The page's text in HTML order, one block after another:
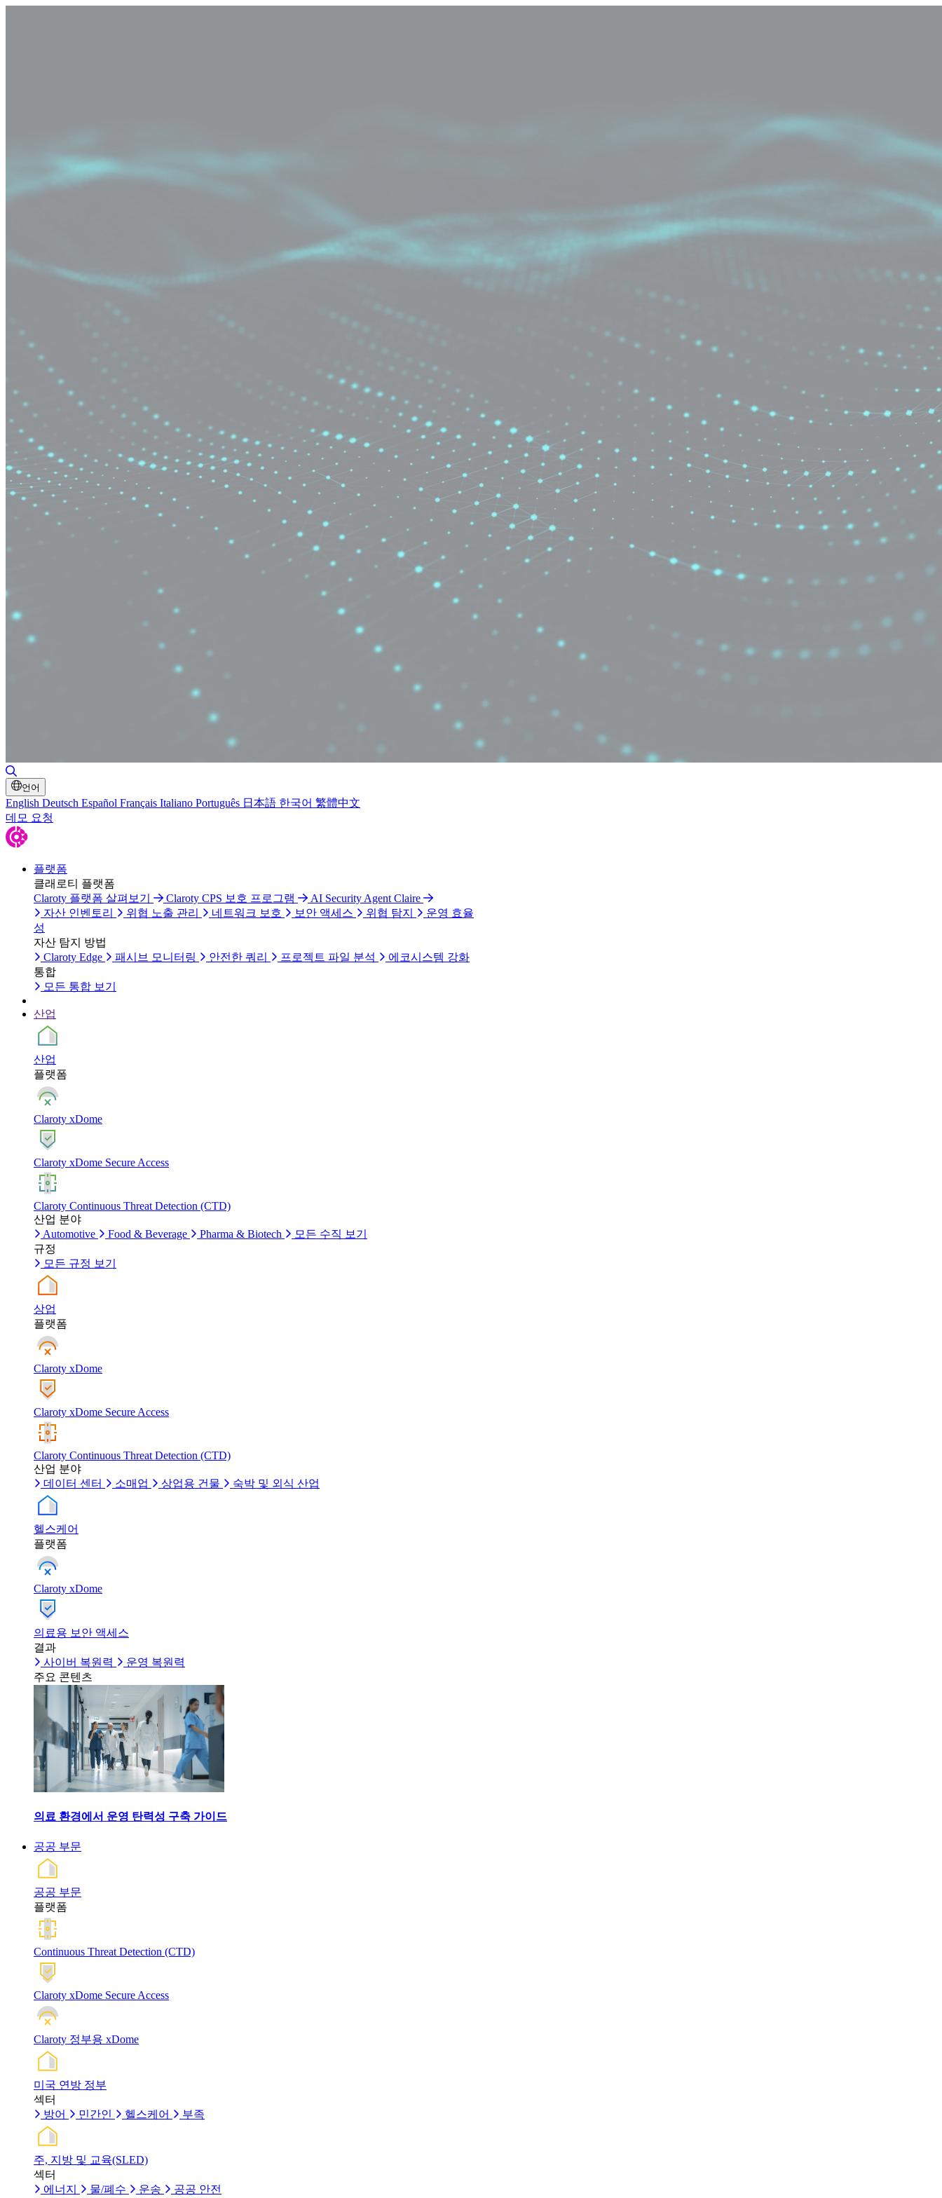
언어
English Deutsch Español Français Italiano Português 日本語 한국어 繁體中文
데모 요청
플랫폼
클래로티 플랫폼
Claroty 플랫폼 살펴보기
Claroty CPS 보호 프로그램
AI Security Agent Claire
자산 인벤토리
위협 노출 관리 네트워크 보호 보안 액세스 위협 탐지
운영 효율
성
자산 탐지 방법
Claroty Edge
패시브 모니터링 안전한 쿼리 프로젝트 파일 분석
에코시스템 강화
통합
모든 통합 보기
산업
산업
플랫폼
Claroty xDome
Claroty xDome Secure Access
Claroty Continuous Threat Detection (CTD)
산업 분야
Automotive
Food & Beverage Pharma & Biotech
모든 수직 보기
규정
모든 규정 보기
상업
플랫폼
Claroty xDome
Claroty xDome Secure Access
Claroty Continuous Threat Detection (CTD)
산업 분야
데이터 센터
소매업 상업용 건물 숙박 및 외식 산업
헬스케어
플랫폼
Claroty xDome
의료용 보안 액세스
결과
사이버 복원력
운영 복원력
주요 콘텐츠
의료 환경에서 운영 탄력성 구축 가이드
공공 부문
공공 부문
플랫폼
Continuous Threat Detection (CTD)
Claroty xDome Secure Access
Claroty 정부용 xDome
미국 연방 정부
섹터
방어
민간인 헬스케어 부족
주, 지방 및 교육(SLED)
섹터
에너지
물/폐수 운송 공공 안전